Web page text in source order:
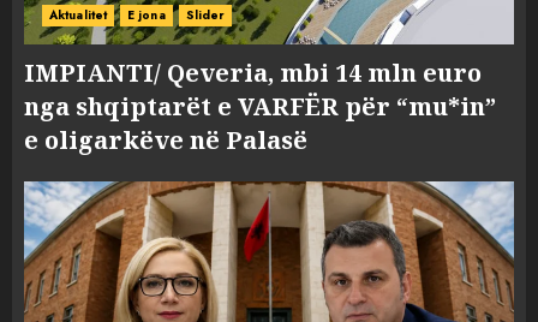
Aktualitet E jona Slider
IMPIANTI/ Qeveria, mbi 14 mln euro
nga shqiptarët e VARFËR për “mu*in”
e oligarkëve në Palasë